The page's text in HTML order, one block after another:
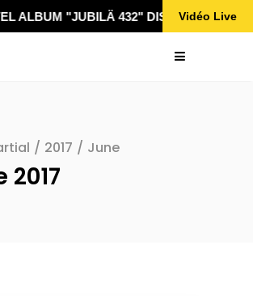
ALBUM "JUBILÄ 432" DISPONIBLE !
Vidéo Live
/ 2017 / June
2017